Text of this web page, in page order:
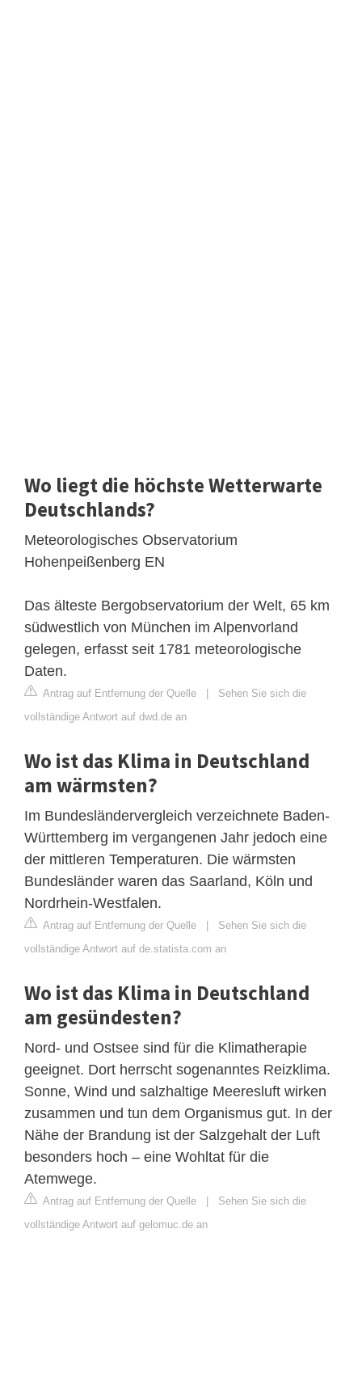
Wo liegt die höchste Wetterwarte
Deutschlands?
Meteorologisches Observatorium
Hohenpeißenberg EN
Das älteste Bergobservatorium der Welt, 65 km
südwestlich von München im Alpenvorland
gelegen, erfasst seit 1781 meteorologische
Daten.
Antrag auf Entfernung der Quelle | Sehen Sie sich die
vollständige Antwort auf dwd.de an
Wo ist das Klima in Deutschland
am wärmsten?
Im Bundesländervergleich verzeichnete Baden-
Württemberg im vergangenen Jahr jedoch eine
der mittleren Temperaturen. Die wärmsten
Bundesländer waren das Saarland, Köln und
Nordrhein-Westfalen.
Antrag auf Entfernung der Quelle | Sehen Sie sich die
vollständige Antwort auf de.statista.com an
Wo ist das Klima in Deutschland
am gesündesten?
Nord- und Ostsee sind für die Klimatherapie
geeignet. Dort herrscht sogenanntes Reizklima.
Sonne, Wind und salzhaltige Meeresluft wirken
zusammen und tun dem Organismus gut. In der
Nähe der Brandung ist der Salzgehalt der Luft
besonders hoch – eine Wohltat für die
Atemwege.
Antrag auf Entfernung der Quelle | Sehen Sie sich die
vollständige Antwort auf gelomuc.de an